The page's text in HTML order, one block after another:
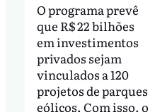
O programa prevê
que R$ 22 bilhões
em investimentos
privados sejam
vinculados a 120
projetos de parques
eólicos. Com isso, o